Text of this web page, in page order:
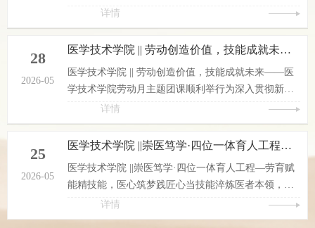
详情
28
2026-05
医学技术学院 || 劳动创造价值，技能成就未来——医学技术学院劳动月主题团课顺利举行
医学技术学院 || 劳动创造价值，技能成就未来——医
学技术学院劳动月主题团课顺利举行为深入贯彻新时
代劳动教育精神，响应学校“劳动月”主题教育号召，
引导团员青年厚植劳动情怀、锤炼专业技能，医学技
术学院在学术报告厅开展“劳动创造价值，技能成就未
记、主席团共同参加本次活动。活动现场庄重有序、
氛围浓厚。全体成员有序签到，以郑重的笔触开启本
次学习；全体起立重温团...
详情
25
2026-05
医学技术学院 ||崇医笃学·四位一体育人工程—劳育赋能精技能，医心筑梦践匠心
医学技术学院 ||崇医笃学·四位一体育人工程—劳育赋
能精技能，医心筑梦践匠心当技能淬炼医者本领，当
匠心点亮青春征程，当劳动赋能专业成长，当实践筑
就职业梦想——医学技术学院“崇医笃学·四位一体育
详情